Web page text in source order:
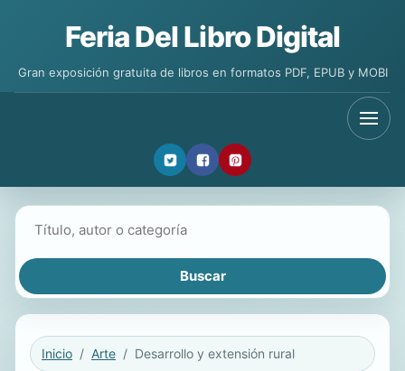
Feria Del Libro Digital
Gran exposición gratuita de libros en formatos PDF, EPUB y MOBI
Inicio Arte Desarrollo y extensión rural